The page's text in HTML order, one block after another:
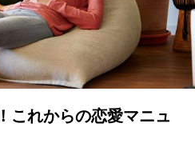
これからの恋愛マニュ